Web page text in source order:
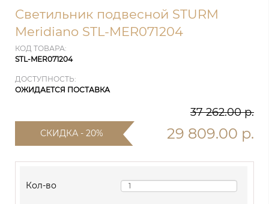
Светильник подвесной STURM
Meridiano STL-MER071204
КОД ТОВАРА:
STL-MER071204
ДОСТУПНОСТЬ:
ОЖИДАЕТСЯ ПОСТАВКА
37 262.00 р.
СКИДКА - 20% 29 809.00 р.
Кол-во